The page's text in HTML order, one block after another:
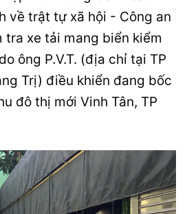
về trật tự xã hội - Công an
tra xe tải mang biển kiểm
ông P.V.T. (địa chỉ tại TP
Trị) điều khiển đang bốc
đô thị mới Vinh Tân, TP